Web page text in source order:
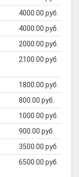
4000.00 руб.
4000.00 руб.
2000.00 руб.
2100.00 руб.
1800.00 руб.
800.00 руб.
1000.00 руб.
900.00 руб.
3500.00 руб.
6500.00 руб.